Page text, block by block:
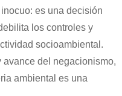
es una decisión
los controles y
socioambiental.
avance del negacionismo,
ambiental es una